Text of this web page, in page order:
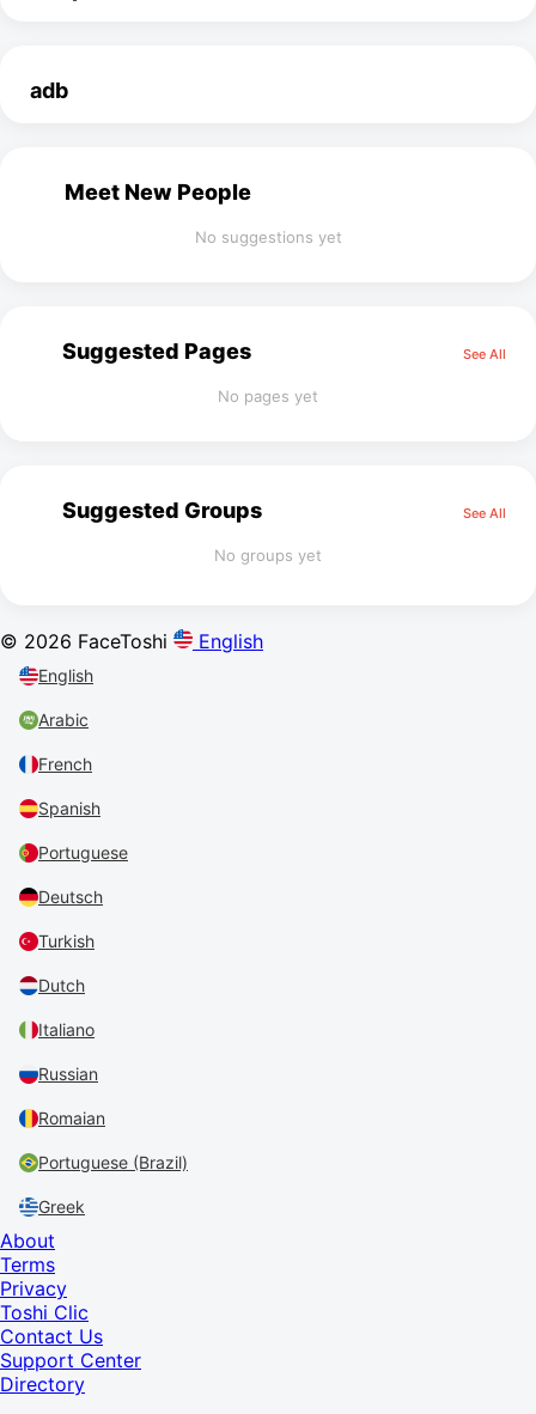
adb
Meet New People
No suggestions yet
See All
Suggested Pages
No pages yet
See All
Suggested Groups
No groups yet
© 2026 FaceToshi English
English
Arabic
French
Spanish
Portuguese
Deutsch
Turkish
Dutch
Italiano
Russian
Romaian
Portuguese (Brazil)
Greek
About
Terms
Privacy
Toshi Clic
Contact Us
Support Center
Directory